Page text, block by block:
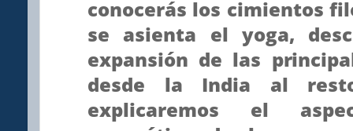
conocerás los cimientos
se asienta el yoga,
expansión de las
desde la India al
explicaremos el